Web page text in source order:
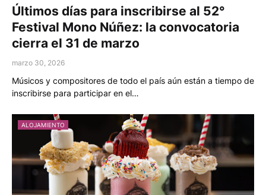
Últimos días para inscribirse al 52°
Festival Mono Núñez: la convocatoria
cierra el 31 de marzo
marzo 30, 2026
Músicos y compositores de todo el país aún están a tiempo de
inscribirse para participar en el…
ALOJAMIENTO